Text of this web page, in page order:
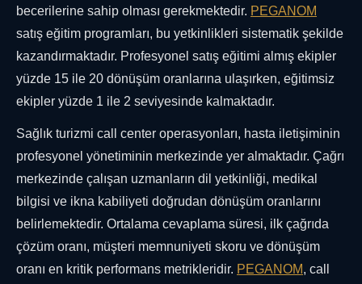
becerilerine sahip olması gerekmektedir. PEGANOM
satış eğitim programları, bu yetkinlikleri sistematik şekilde
kazandırmaktadır. Profesyonel satış eğitimi almış ekipler
yüzde 15 ile 20 dönüşüm oranlarına ulaşırken, eğitimsiz
ekipler yüzde 1 ile 2 seviyesinde kalmaktadır.
Sağlık turizmi call center operasyonları, hasta iletişiminin
profesyonel yönetiminin merkezinde yer almaktadır. Çağrı
merkezinde çalışan uzmanların dil yetkinliği, medikal
bilgisi ve ikna kabiliyeti doğrudan dönüşüm oranlarını
belirlemektedir. Ortalama cevaplama süresi, ilk çağrıda
çözüm oranı, müşteri memnuniyeti skoru ve dönüşüm
oranı en kritik performans metrikleridir. PEGANOM, call